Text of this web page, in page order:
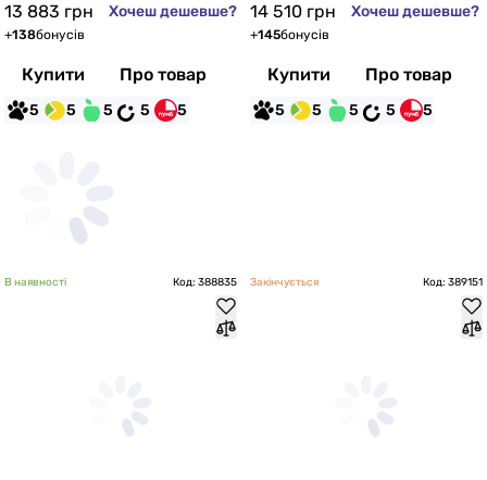
13 883 грн Хочеш дешевше?
+138бонусів
Купити Про товар
5 5 5 5 5
14 510 грн Хочеш дешевше?
+145бонусів
Купити Про товар
5 5 5 5 5
В наявності Код: 388835 Закінчується Код: 389151